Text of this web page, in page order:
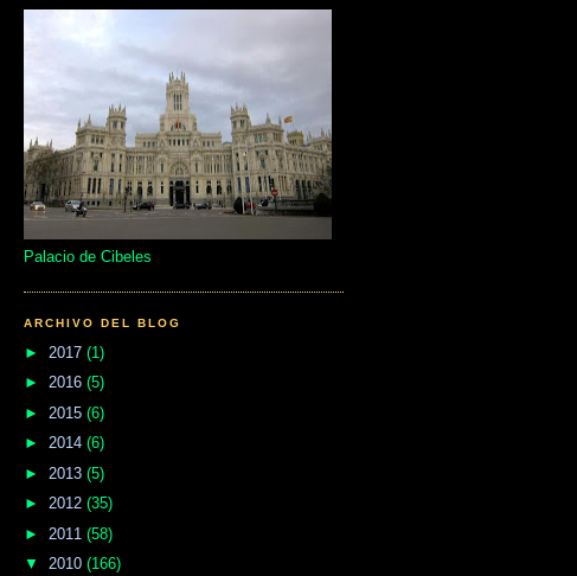
Palacio de Cibeles
ARCHIVO DEL BLOG
► 2017 (1)
► 2016 (5)
► 2015 (6)
► 2014 (6)
► 2013 (5)
► 2012 (35)
► 2011 (58)
▼ 2010 (166)